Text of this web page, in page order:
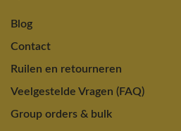
Blog
Contact
Ruilen en retourneren
Veelgestelde Vragen (FAQ)
Group orders & bulk